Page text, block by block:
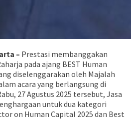
– Prestasi membanggakan
pada ajang BEST Human
diselenggarakan oleh Majalah
acara yang berlangsung di
27 Agustus 2025 tersebut, Jasa
untuk dua kategori
on Human Capital 2025 dan Best